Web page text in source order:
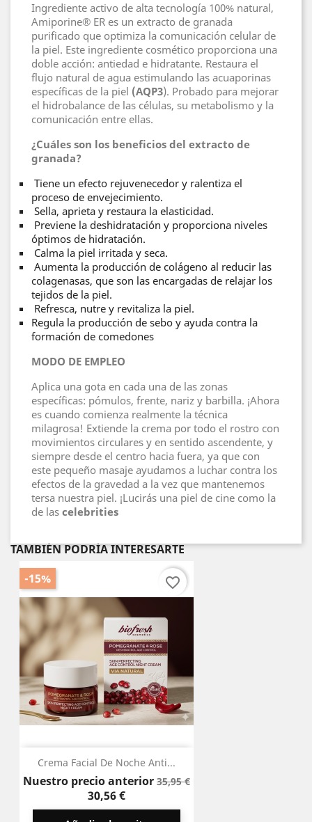
Ingrediente activo de alta tecnología 100% natural,
Amiporine® ER es un extracto de granada
purificado que optimiza la comunicación celular de
la piel. Este ingrediente cosmético proporciona una
doble acción: antiedad e hidratante. Restaura el
flujo natural de agua estimulando las acuaporinas
específicas de la piel (AQP3). Probado para mejorar
el hidrobalance de las células, su metabolismo y la
comunicación entre ellas.
¿Cuáles son los beneficios del extracto de
granada?
Tiene un efecto rejuvenecedor y ralentiza el
proceso de envejecimiento.
Sella, aprieta y restaura la elasticidad.
Previene la deshidratación y proporciona niveles
óptimos de hidratación.
Calma la piel irritada y seca.
Aumenta la producción de colágeno al reducir las
colagenasas, que son las encargadas de relajar los
tejidos de la piel.
Refresca, nutre y revitaliza la piel.
Regula la producción de sebo y ayuda contra la
formación de comedones
MODO DE EMPLEO
Aplica una gota en cada una de las zonas
específicas: pómulos, frente, nariz y barbilla. ¡Ahora
es cuando comienza realmente la técnica
milagrosa! Extiende la crema por todo el rostro con
movimientos circulares y en sentido ascendente, y
siempre desde el centro hacia fuera, ya que con
este pequeño masaje ayudamos a luchar contra los
efectos de la gravedad a la vez que mantenemos
tersa nuestra piel. ¡Lucirás una piel de cine como la
de las celebrities
TAMBIÉN PODRÍA INTERESARTE
Crema Facial De Noche Anti...
Nuestro precio anteriorPrecio
35,95 €Precio
30,56 €
-15% favorite_border